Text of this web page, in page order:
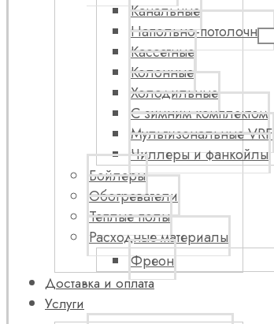
Канальные
Напольно-потолочные
Кассетные
Колонные
Холодильные
С зимним комплектом
Мультизональные VRF
Чиллеры и фанкойлы
Бойлеры
Обогреватели
Теплые полы
Расходные материалы
Фреон
Доставка и оплата
Услуги